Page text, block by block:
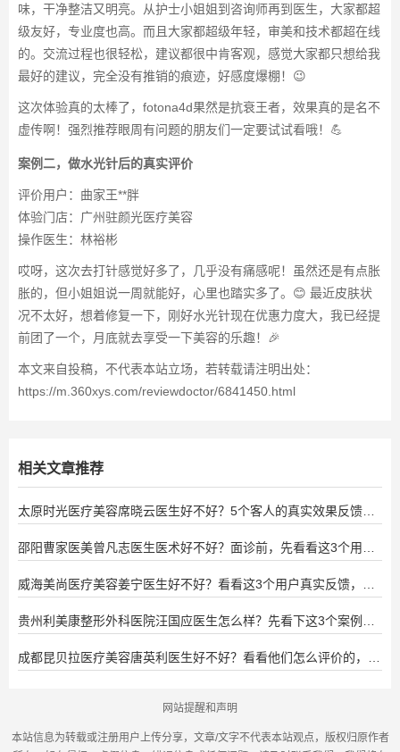
味，干净整洁又明亮。从护士小姐姐到咨询师再到医生，大家都超
级友好，专业度也高。而且大家都超级年轻，审美和技术都超在线
的。交流过程也很轻松，建议都很中肯客观，感觉大家都只想给我
最好的建议，完全没有推销的痕迹，好感度爆棚！😉
这次体验真的太棒了，fotona4d果然是抗衰王者，效果真的是名不
虚传啊！强烈推荐眼周有问题的朋友们一定要试试看哦！💪
案例二，做水光针后的真实评价
评价用户：曲家王**胖
体验门店：广州驻颜光医疗美容
操作医生：林裕彬
哎呀，这次去打针感觉好多了，几乎没有痛感呢！虽然还是有点胀
胀的，但小姐姐说一周就能好，心里也踏实多了。😊 最近皮肤状
况不太好，想着修复一下，刚好水光针现在优惠力度大，我已经提
前团了一个，月底就去享受一下美容的乐趣！🎉
本文来自投稿，不代表本站立场，若转载请注明出处：
https://m.360xys.com/reviewdoctor/6841450.html
相关文章推荐
太原时光医疗美容席晓云医生好不好？5个客人的真实效果反馈，
看了不后悔
邵阳曹家医美曾凡志医生医术好不好？面诊前，先看看这3个用户
的真实体验效果吧~
威海美尚医疗美容姜宁医生好不好？看看这3个用户真实反馈，让
你心里有数
贵州利美康整形外科医院汪国应医生怎么样？先看下这3个案例效
果反馈，再做决定
成都昆贝拉医疗美容唐英利医生好不好？看看他们怎么评价的，这
2个真实案例值得参考
网站提醒和声明
本站信息为转载或注册用户上传分享，文章/文字不代表本站观点，版权归原作者